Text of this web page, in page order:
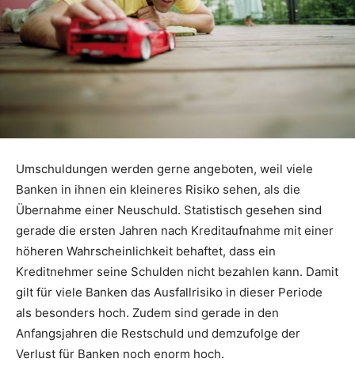
Umschuldungen werden gerne angeboten, weil viele
Banken in ihnen ein kleineres Risiko sehen, als die
Übernahme einer Neuschuld. Statistisch gesehen sind
gerade die ersten Jahren nach Kreditaufnahme mit einer
höheren Wahrscheinlichkeit behaftet, dass ein
Kreditnehmer seine Schulden nicht bezahlen kann. Damit
gilt für viele Banken das Ausfallrisiko in dieser Periode
als besonders hoch. Zudem sind gerade in den
Anfangsjahren die Restschuld und demzufolge der
Verlust für Banken noch enorm hoch.